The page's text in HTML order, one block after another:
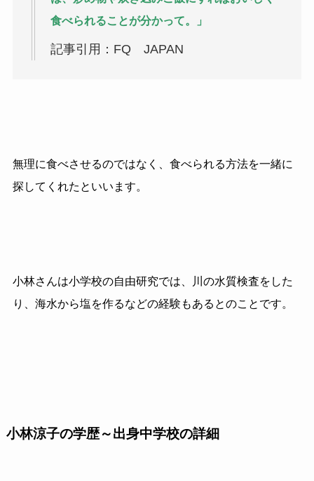
食べられることが分かって。」
記事引用：FQ JAPAN
無理に食べさせるのではなく、食べられる方法を一緒に
探してくれたといいます。
小林さんは小学校の自由研究では、川の水質検査をした
り、海水から塩を作るなどの経験もあるとのことです。
小林涼子の学歴～出身中学校の詳細